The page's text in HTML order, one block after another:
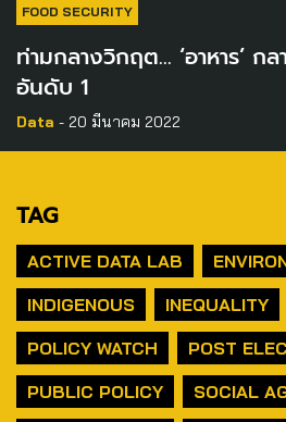
FOOD SECURITY
ท่ามกลางวิกฤต… ‘อาหาร’ ก
อันดับ 1
Data - 20 มีนาคม 2022
TAG
ACTIVE DATA LAB
INDIGENOUS
INEQUALITY
POLICY WATCH
POST
PUBLIC POLICY
SOCIAL